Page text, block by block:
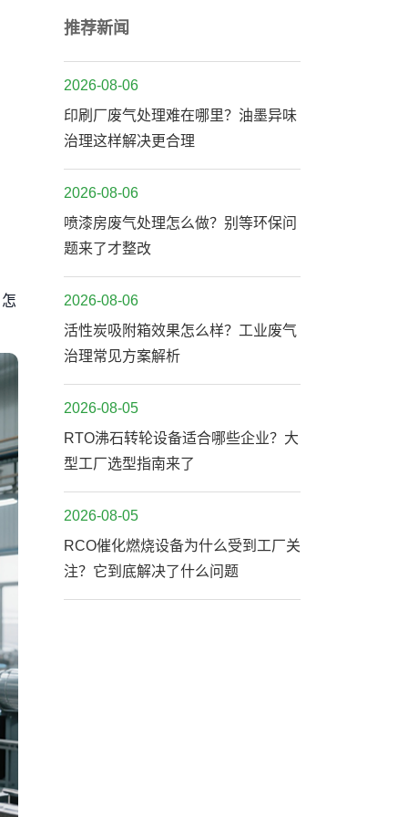
推荐新闻
2026-08-06
印刷厂废气处理难在哪里？油墨异味
治理这样解决更合理
2026-08-06
喷漆房废气处理怎么做？别等环保问
题来了才整改
2026-08-06
活性炭吸附箱效果怎么样？工业废气
治理常见方案解析
2026-08-05
RTO沸石转轮设备适合哪些企业？大
型工厂选型指南来了
2026-08-05
RCO催化燃烧设备为什么受到工厂关
注？它到底解决了什么问题